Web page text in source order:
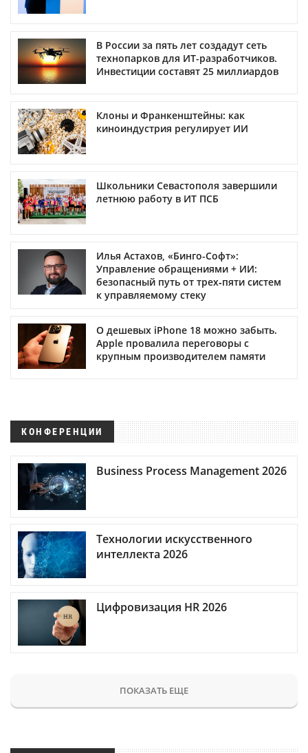
В России за пять лет создадут сеть
технопарков для ИТ-разработчиков.
Инвестиции составят 25 миллиардов
Клоны и Франкенштейны: как
киноиндустрия регулирует ИИ
Школьники Севастополя завершили
летнюю работу в ИТ ПСБ
Илья Астахов, «Бинго-Софт»:
Управление обращениями + ИИ:
безопасный путь от трех‑пяти систем
к управляемому стеку
О дешевых iPhone 18 можно забыть.
Apple провалила переговоры с
крупным производителем памяти
КОНФЕРЕНЦИИ
Business Process Management 2026
Технологии искусственного
интеллекта 2026
Цифровизация HR 2026
ПОКАЗАТЬ ЕЩЕ